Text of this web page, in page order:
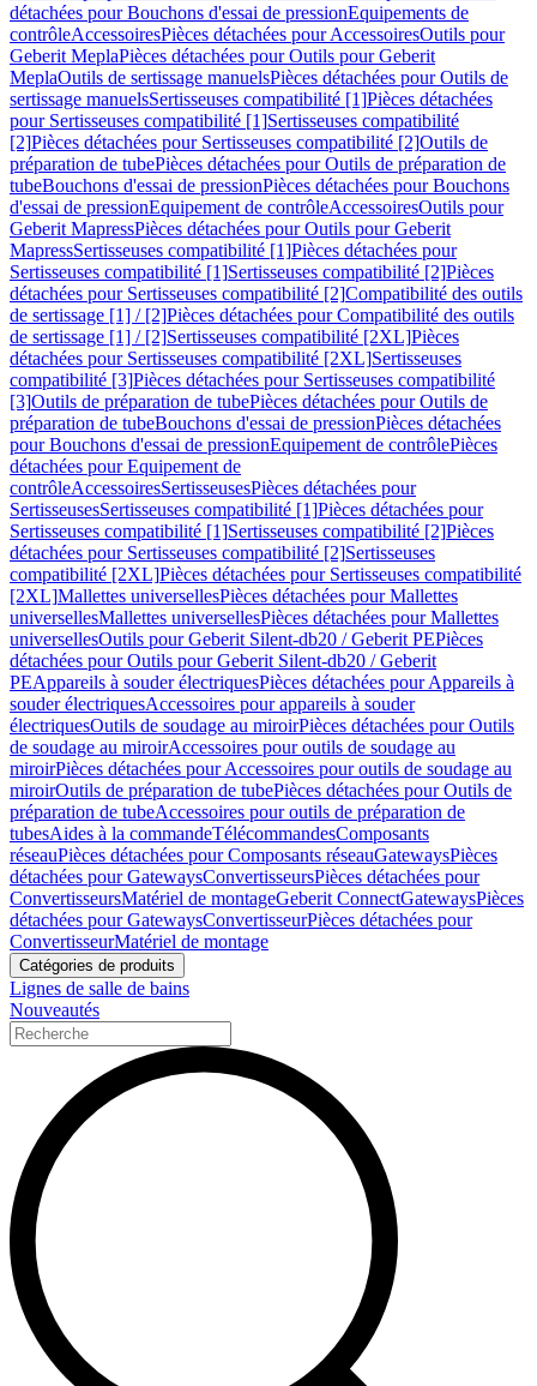
détachées pour Bouchons d'essai de pressionEquipements de
contrôleAccessoiresPièces détachées pour AccessoiresOutils pour
Geberit MeplaPièces détachées pour Outils pour Geberit
MeplaOutils de sertissage manuelsPièces détachées pour Outils de
sertissage manuelsSertisseuses compatibilité [1]Pièces détachées
pour Sertisseuses compatibilité [1]Sertisseuses compatibilité
[2]Pièces détachées pour Sertisseuses compatibilité [2]Outils de
préparation de tubePièces détachées pour Outils de préparation de
tubeBouchons d'essai de pressionPièces détachées pour Bouchons
d'essai de pressionEquipement de contrôleAccessoiresOutils pour
Geberit MapressPièces détachées pour Outils pour Geberit
MapressSertisseuses compatibilité [1]Pièces détachées pour
Sertisseuses compatibilité [1]Sertisseuses compatibilité [2]Pièces
détachées pour Sertisseuses compatibilité [2]Compatibilité des outils
de sertissage [1] / [2]Pièces détachées pour Compatibilité des outils
de sertissage [1] / [2]Sertisseuses compatibilité [2XL]Pièces
détachées pour Sertisseuses compatibilité [2XL]Sertisseuses
compatibilité [3]Pièces détachées pour Sertisseuses compatibilité
[3]Outils de préparation de tubePièces détachées pour Outils de
préparation de tubeBouchons d'essai de pressionPièces détachées
pour Bouchons d'essai de pressionEquipement de contrôlePièces
détachées pour Equipement de
contrôleAccessoiresSertisseusesPièces détachées pour
SertisseusesSertisseuses compatibilité [1]Pièces détachées pour
Sertisseuses compatibilité [1]Sertisseuses compatibilité [2]Pièces
détachées pour Sertisseuses compatibilité [2]Sertisseuses
compatibilité [2XL]Pièces détachées pour Sertisseuses compatibilité
[2XL]Mallettes universellesPièces détachées pour Mallettes
universellesMallettes universellesPièces détachées pour Mallettes
universellesOutils pour Geberit Silent-db20 / Geberit PEPièces
détachées pour Outils pour Geberit Silent-db20 / Geberit
PEAppareils à souder électriquesPièces détachées pour Appareils à
souder électriquesAccessoires pour appareils à souder
électriquesOutils de soudage au miroirPièces détachées pour Outils
de soudage au miroirAccessoires pour outils de soudage au
miroirPièces détachées pour Accessoires pour outils de soudage au
miroirOutils de préparation de tubePièces détachées pour Outils de
préparation de tubeAccessoires pour outils de préparation de
tubesAides à la commandeTélécommandesComposants
réseauPièces détachées pour Composants réseauGatewaysPièces
détachées pour GatewaysConvertisseursPièces détachées pour
ConvertisseursMatériel de montageGeberit ConnectGatewaysPièces
détachées pour GatewaysConvertisseurPièces détachées pour
ConvertisseurMatériel de montage
Catégories de produits
Lignes de salle de bains
Nouveautés